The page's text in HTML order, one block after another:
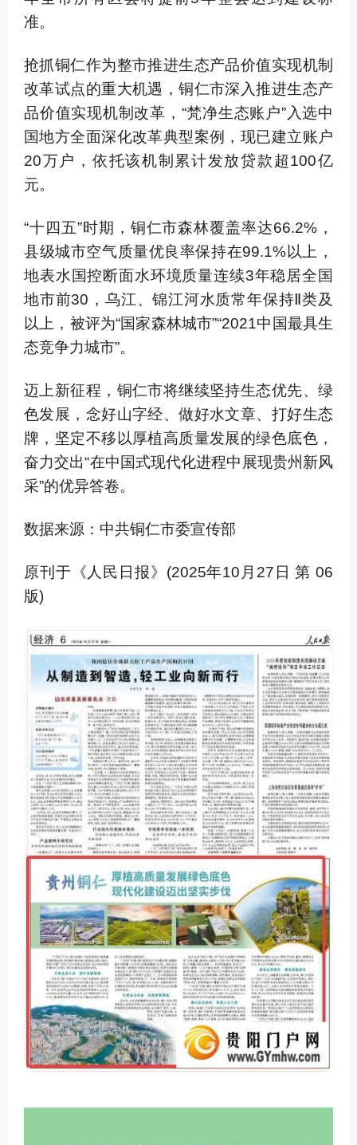
准。
抢抓铜仁作为整市推进生态产品价值实现机制
改革试点的重大机遇，铜仁市深入推进生态产
品价值实现机制改革，“梵净生态账户”入选中
国地方全面深化改革典型案例，现已建立账户
20万户，依托该机制累计发放贷款超100亿
元。
“十四五”时期，铜仁市森林覆盖率达66.2%，
县级城市空气质量优良率保持在99.1%以上，
地表水国控断面水环境质量连续3年稳居全国
地市前30，乌江、锦江河水质常年保持Ⅱ类及
以上，被评为“国家森林城市”“2021中国最具生
态竞争力城市”。
迈上新征程，铜仁市将继续坚持生态优先、绿
色发展，念好山字经、做好水文章、打好生态
牌，坚定不移以厚植高质量发展的绿色底色，
奋力交出“在中国式现代化进程中展现贵州新风
采”的优异答卷。
数据来源：中共铜仁市委宣传部
原刊于《人民日报》(2025年10月27日 第 06
版)